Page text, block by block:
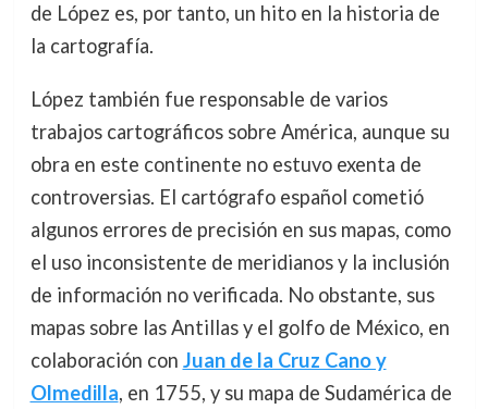
de López es, por tanto, un hito en la historia de
la cartografía.
López también fue responsable de varios
trabajos cartográficos sobre América, aunque su
obra en este continente no estuvo exenta de
controversias. El cartógrafo español cometió
algunos errores de precisión en sus mapas, como
el uso inconsistente de meridianos y la inclusión
de información no verificada. No obstante, sus
mapas sobre las Antillas y el golfo de México, en
colaboración con Juan de la Cruz Cano y
Olmedilla, en 1755, y su mapa de Sudamérica de